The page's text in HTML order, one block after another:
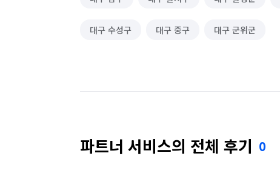
대구 수성구 대구 중구 대구 군위군
파트너 서비스의 전체 후기 0